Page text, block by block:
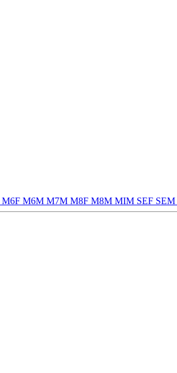
M6F M6M M7M M8F M8M MIM SEF SEM